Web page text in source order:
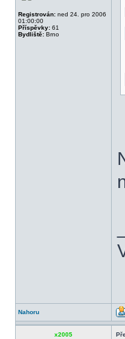
Registrován: ned 24. pro 2006
01:00:00
Příspěvky: 61
Bydliště: Brno
Nahoru
x2005